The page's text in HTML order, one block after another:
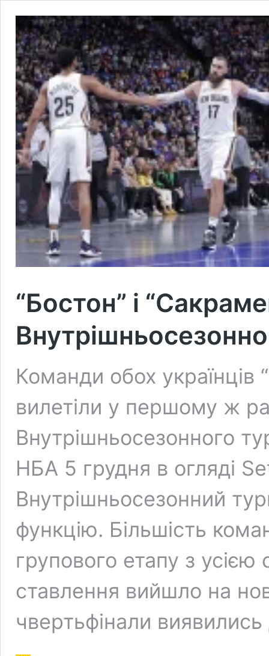
“Бостон” і
Команди обох українців
вилетіли у першому ж
Внутрішньосезонного
НБА 5 грудня в огляді
Внутрішньосезонний
функцію. Більшість
групового етапу з
ставлення вийшло на
чвертьфінали